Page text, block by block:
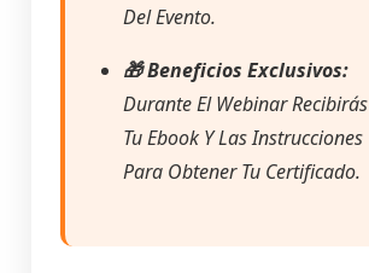
Del Evento.
🎁 Beneficios Exclusivos:
Durante El Webinar Recibirás
Tu Ebook Y Las Instrucciones
Para Obtener Tu Certificado.